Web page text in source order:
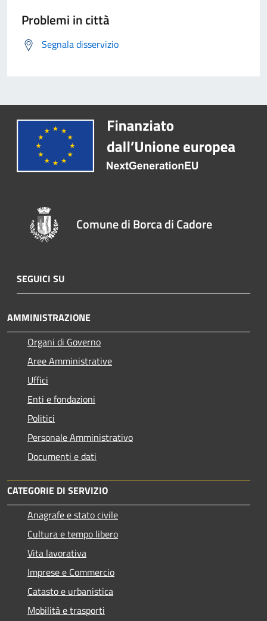
Problemi in città
Segnala disservizio
Comune di Borca di Cadore
SEGUICI SU
AMMINISTRAZIONE
Organi di Governo
Aree Amministrative
Uffici
Enti e fondazioni
Politici
Personale Amministrativo
Documenti e dati
CATEGORIE DI SERVIZIO
Anagrafe e stato civile
Cultura e tempo libero
Vita lavorativa
Imprese e Commercio
Catasto e urbanistica
Mobilità e trasporti